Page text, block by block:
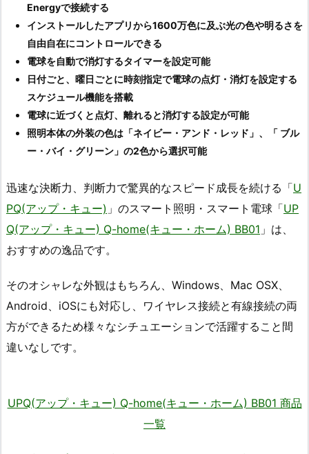
Energyで接続する
インストールしたアプリから1600万色に及ぶ光の色や明るさを
自由自在にコントロールできる
電球を自動で消灯するタイマーを設定可能
日付ごと、曜日ごとに時刻指定で電球の点灯・消灯を設定する
スケジュール機能を搭載
電球に近づくと点灯、離れると消灯する設定が可能
照明本体の外装の色は「ネイビー・アンド・レッド」、「 ブル
ー・バイ・グリーン」の2色から選択可能
迅速な決断力、判断力で驚異的なスピード成長を続ける「U
PQ(アップ・キュー) 」のスマート照明・スマート電球「UP
Q(アップ・キュー) Q-home(キュー・ホーム) BB01 」は、
おすすめの逸品です。
そのオシャレな外観はもちろん、Windows、Mac OSX、
Android、iOSにも対応し、ワイヤレス接続と有線接続の両
方ができるため様々なシチュエーションで活躍すること間
違いなしです。
UPQ(アップ・キュー) Q-home(キュー・ホーム) BB01 商品
一覧